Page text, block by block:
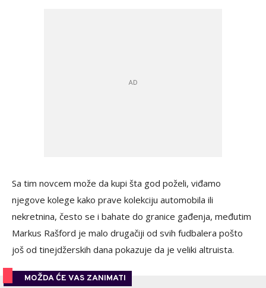
Sa tim novcem može da kupi šta god poželi, viđamo
njegove kolege kako prave kolekciju automobila ili
nekretnina, često se i bahate do granice gađenja, međutim
Markus Rašford je malo drugačiji od svih fudbalera pošto
još od tinejdžerskih dana pokazuje da je veliki altruista.
MOŽDA ĆE VAS ZANIMATI